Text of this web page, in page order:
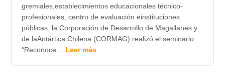
gremiales,establecimientos educacionales técnico-
profesionales, centro de evaluación einstituciones
públicas, la Corporación de Desarrollo de Magallanes y
de laAntártica Chilena (CORMAG) realizó el seminario
“Reconoce… Leer más